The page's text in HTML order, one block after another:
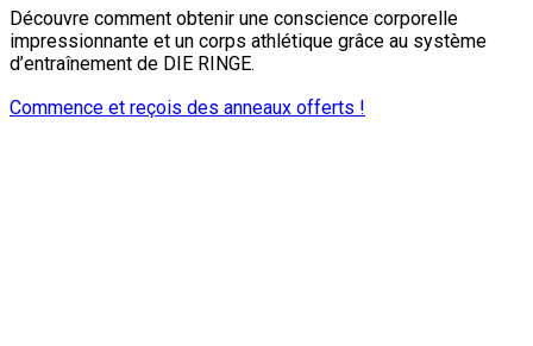
Découvre comment obtenir une conscience corporelle
impressionnante et un corps athlétique grâce au système
d’entraînement de DIE RINGE.
Commence et reçois des anneaux offerts !